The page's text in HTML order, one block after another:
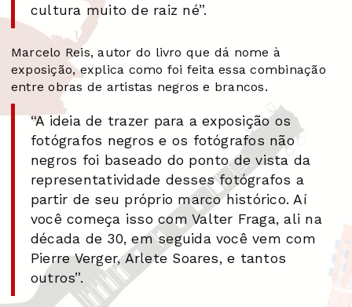
cultura muito de raiz né”.
Marcelo Reis, autor do livro que dá nome à
exposição, explica como foi feita essa combinação
entre obras de artistas negros e brancos.
“A ideia de trazer para a exposição os
fotógrafos negros e os fotógrafos não
negros foi baseado do ponto de vista da
representatividade desses fotógrafos a
partir de seu próprio marco histórico. Aí
você começa isso com Valter Fraga, ali na
década de 30, em seguida você vem com
Pierre Verger, Arlete Soares, e tantos
outros”.